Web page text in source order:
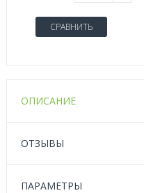
СРАВНИТЬ
ОПИСАНИЕ
ОТЗЫВЫ
ПАРАМЕТРЫ